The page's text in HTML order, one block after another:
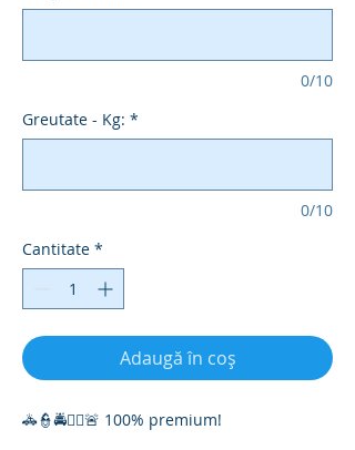
0/10
Greutate - Kg: *
0/10
Cantitate *
Adaugă în coș
🚓👮🚔👮‍♀️🚨 100% premium!